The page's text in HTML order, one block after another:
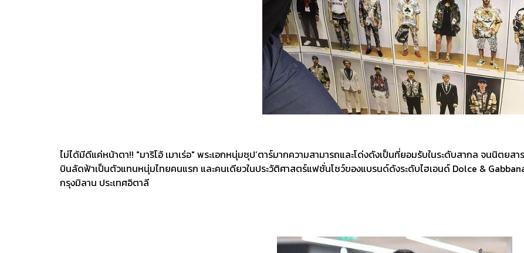
ไม่ได้มีดีแค่หน้าตา!! "มาริโอ้ เมาเร่อ" พระเอกหนุ่มซุป’ตาร์มากความสามารถและโด่งดังเป็นที่ยอมรับในระดับสากล จนนิต
บินลัดฟ้าเป็นตัวแทนหนุ่มไทยคนแรก และคนเดียวในประวัติศาสตร์แฟชั่นโชว์ของแบรนด์ดังระดับไฮเอนด์ Dolce &
กรุงมิลาน ประเทศอิตาลี